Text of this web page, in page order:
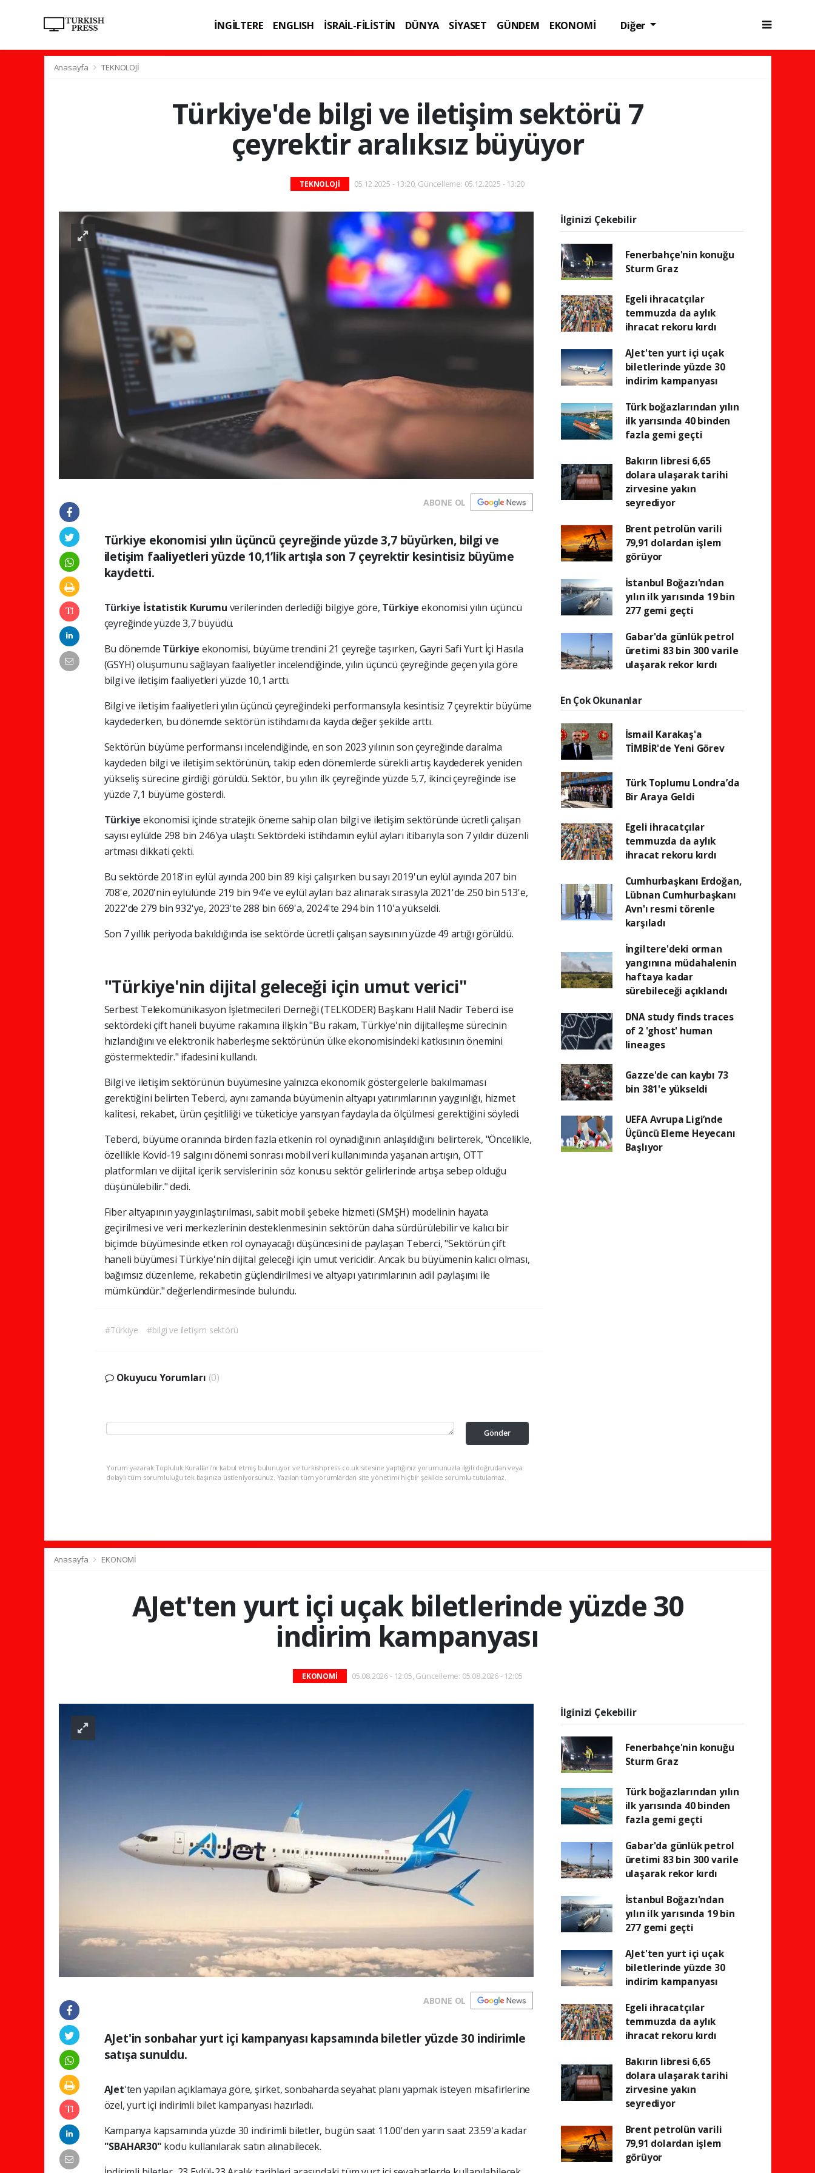
İNGİLTERE ENGLISH İSRAİL-FİLİSTİN DÜNYA SİYASET GÜNDEM
EKONOMİ
Diğer
Anasayfa TEKNOLOJİ
Türkiye'de bilgi ve iletişim sektörü 7
çeyrektir aralıksız büyüyor
TEKNOLOJİ 05.12.2025 - 13:20, Güncelleme: 05.12.2025 - 13:20
ABONE OL
Türkiye ekonomisi yılın üçüncü çeyreğinde yüzde 3,7 büyürken, bilgi ve
iletişim faaliyetleri yüzde 10,1’lik artışla son 7 çeyrektir kesintisiz büyüme
kaydetti.
Türkiye İstatistik Kurumu verilerinden derlediği bilgiye göre, Türkiye ekonomisi yılın üçüncü
çeyreğinde yüzde 3,7 büyüdü.
Bu dönemde Türkiye ekonomisi, büyüme trendini 21 çeyreğe taşırken, Gayri Safi Yurt İçi Hasıla
(GSYH) oluşumunu sağlayan faaliyetler incelendiğinde, yılın üçüncü çeyreğinde geçen yıla göre
bilgi ve iletişim faaliyetleri yüzde 10,1 arttı.
Bilgi ve iletişim faaliyetleri yılın üçüncü çeyreğindeki performansıyla kesintisiz 7 çeyrektir büyüme
kaydederken, bu dönemde sektörün istihdamı da kayda değer şekilde arttı.
Sektörün büyüme performansı incelendiğinde, en son 2023 yılının son çeyreğinde daralma
kaydeden bilgi ve iletişim sektörünün, takip eden dönemlerde sürekli artış kaydederek yeniden
yükseliş sürecine girdiği görüldü. Sektör, bu yılın ilk çeyreğinde yüzde 5,7, ikinci çeyreğinde ise
yüzde 7,1 büyüme gösterdi.
Türkiye ekonomisi içinde stratejik öneme sahip olan bilgi ve iletişim sektöründe ücretli çalışan
sayısı eylülde 298 bin 246'ya ulaştı. Sektördeki istihdamın eylül ayları itibarıyla son 7 yıldır düzenli
artması dikkati çekti.
Bu sektörde 2018'in eylül ayında 200 bin 89 kişi çalışırken bu sayı 2019'un eylül ayında 207 bin
708'e, 2020'nin eylülünde 219 bin 94'e ve eylül ayları baz alınarak sırasıyla 2021'de 250 bin 513'e,
2022'de 279 bin 932'ye, 2023'te 288 bin 669'a, 2024'te 294 bin 110'a yükseldi.
Son 7 yıllık periyoda bakıldığında ise sektörde ücretli çalışan sayısının yüzde 49 artığı görüldü.
"Türkiye'nin dijital geleceği için umut verici"
Serbest Telekomünikasyon İşletmecileri Derneği (TELKODER) Başkanı Halil Nadir Teberci ise
sektördeki çift haneli büyüme rakamına ilişkin "Bu rakam, Türkiye'nin dijitalleşme sürecinin
hızlandığını ve elektronik haberleşme sektörünün ülke ekonomisindeki katkısının önemini
göstermektedir." ifadesini kullandı.
Bilgi ve iletişim sektörünün büyümesine yalnızca ekonomik göstergelerle bakılmaması
gerektiğini belirten Teberci, aynı zamanda büyümenin altyapı yatırımlarının yaygınlığı, hizmet
kalitesi, rekabet, ürün çeşitliliği ve tüketiciye yansıyan faydayla da ölçülmesi gerektiğini söyledi.
Teberci, büyüme oranında birden fazla etkenin rol oynadığının anlaşıldığını belirterek, "Öncelikle,
özellikle Kovid-19 salgını dönemi sonrası mobil veri kullanımında yaşanan artışın, OTT
platformları ve dijital içerik servislerinin söz konusu sektör gelirlerinde artışa sebep olduğu
düşünülebilir." dedi.
Fiber altyapının yaygınlaştırılması, sabit mobil şebeke hizmeti (SMŞH) modelinin hayata
geçirilmesi ve veri merkezlerinin desteklenmesinin sektörün daha sürdürülebilir ve kalıcı bir
biçimde büyümesinde etken rol oynayacağı düşüncesini de paylaşan Teberci, "Sektörün çift
haneli büyümesi Türkiye'nin dijital geleceği için umut vericidir. Ancak bu büyümenin kalıcı olması,
bağımsız düzenleme, rekabetin güçlendirilmesi ve altyapı yatırımlarının adil paylaşımı ile
mümkündür." değerlendirmesinde bulundu.
#Türkiye #bilgi ve iletişim sektörü
Okuyucu Yorumları (0)
Gönder
Yorum yazarak Topluluk Kuralları’nı kabul etmiş bulunuyor ve turkishpress.co.uk sitesine yaptığınız yorumunuzla ilgili doğrudan veya
dolaylı tüm sorumluluğu tek başınıza üstleniyorsunuz. Yazılan tüm yorumlardan site yönetimi hiçbir şekilde sorumlu tutulamaz.
İlginizi Çekebilir
Fenerbahçe'nin konuğu
Sturm Graz
Egeli ihracatçılar
temmuzda da aylık
ihracat rekoru kırdı
AJet'ten yurt içi uçak
biletlerinde yüzde 30
indirim kampanyası
Türk boğazlarından yılın
ilk yarısında 40 binden
fazla gemi geçti
Bakırın libresi 6,65
dolara ulaşarak tarihi
zirvesine yakın
seyrediyor
Brent petrolün varili
79,91 dolardan işlem
görüyor
İstanbul Boğazı'ndan
yılın ilk yarısında 19 bin
277 gemi geçti
Gabar'da günlük petrol
üretimi 83 bin 300 varile
ulaşarak rekor kırdı
En Çok Okunanlar
İsmail Karakaş'a
TİMBİR'de Yeni Görev
Türk Toplumu Londra’da
Bir Araya Geldi
Egeli ihracatçılar
temmuzda da aylık
ihracat rekoru kırdı
Cumhurbaşkanı Erdoğan,
Lübnan Cumhurbaşkanı
Avn'ı resmi törenle
karşıladı
İngiltere'deki orman
yangınına müdahalenin
haftaya kadar
sürebileceği açıklandı
DNA study finds traces
of 2 'ghost' human
lineages
Gazze'de can kaybı 73
bin 381'e yükseldi
UEFA Avrupa Ligi’nde
Üçüncü Eleme Heyecanı
Başlıyor
Anasayfa EKONOMİ
AJet'ten yurt içi uçak biletlerinde yüzde 30
indirim kampanyası
EKONOMİ 05.08.2026 - 12:05, Güncelleme: 05.08.2026 - 12:05
ABONE OL
AJet'in sonbahar yurt içi kampanyası kapsamında biletler yüzde 30 indirimle
satışa sunuldu.
AJet'ten yapılan açıklamaya göre, şirket, sonbaharda seyahat planı yapmak isteyen misafirlerine
özel, yurt içi indirimli bilet kampanyası hazırladı.
Kampanya kapsamında yüzde 30 indirimli biletler, bugün saat 11.00'den yarın saat 23.59'a kadar
"SBAHAR30" kodu kullanılarak satın alınabilecek.
İlginizi Çekebilir
Fenerbahçe'nin konuğu
Sturm Graz
Türk boğazlarından yılın
ilk yarısında 40 binden
fazla gemi geçti
Gabar'da günlük petrol
üretimi 83 bin 300 varile
ulaşarak rekor kırdı
İstanbul Boğazı'ndan
yılın ilk yarısında 19 bin
277 gemi geçti
AJet'ten yurt içi uçak
biletlerinde yüzde 30
indirim kampanyası
Egeli ihracatçılar
temmuzda da aylık
ihracat rekoru kırdı
Bakırın libresi 6,65
dolara ulaşarak tarihi
zirvesine yakın
seyrediyor
Brent petrolün varili
79,91 dolardan işlem
görüyor